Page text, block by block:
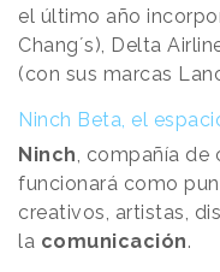
el último año
Chang´s), Delta
(con sus marcas
Ninch Beta, el
Ninch, compañía de
funcionará como
creativos, artistas,
la comunicación.